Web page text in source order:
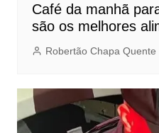
Café da manhã
são os melhores
Robertão Chapa Quente